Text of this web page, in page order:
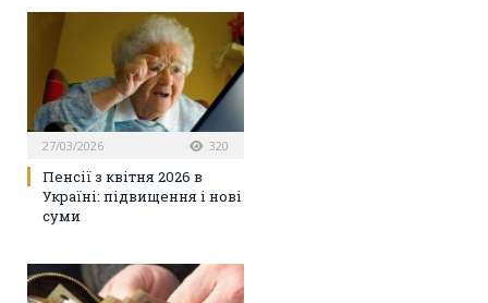
27/03/2026 320
Пенсії з квітня 2026 в
Україні: підвищення і нові
суми